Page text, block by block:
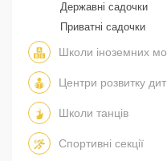
Державні садочки
Приватні садочки
Школи іноземних
Центри розвитку
Школи танців
Спортивні секції